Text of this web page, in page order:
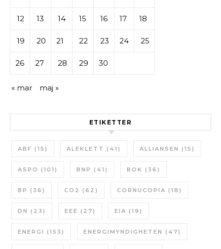
12 13 14 15 16 17 18
19 20 21 22 23 24 25
26 27 28 29 30
« mar maj »
ETIKETTER
ABF (15) ALEKLETT (41) ALLIANSEN (15)
ASPO (101) BNP (41) BOK (36)
BP (36) CO2 (62) CORNUCOPIA (18)
DN (23) EEE (27) EIA (19)
ENERGI (153) ENERGIMYNDIGHETEN (47)